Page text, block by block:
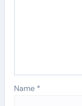
Name *